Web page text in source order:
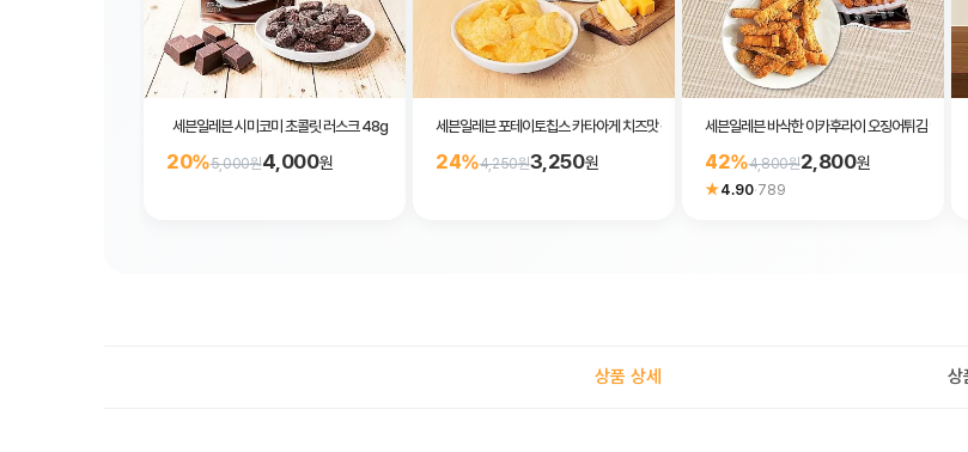
세븐일레븐 시미코미 초콜릿 러스크 48g
20%5,000원4,000원
세븐일레븐 포테이토칩스 카타아게 치즈맛 감자칩 50g
24%4,250원3,250원
세븐일레븐 바삭한 이카후라이 오징어튀김 안주
42%4,800원2,800원
★4.90·789
상품 상세 상